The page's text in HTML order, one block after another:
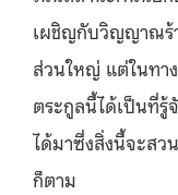
เผชิญกับวิญญาณร้
ส่วนใหญ่ แต่ในทา
ตระกูลนี้ได้เป็นที่รู้
ได้มาซึ่งสิ่งนี้จะส
ก็ตาม